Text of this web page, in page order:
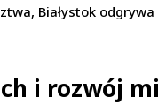
Białystok
i rozwój